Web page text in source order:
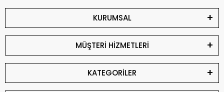
KURUMSAL
MÜŞTERİ HİZMETLERİ
KATEGORİLER